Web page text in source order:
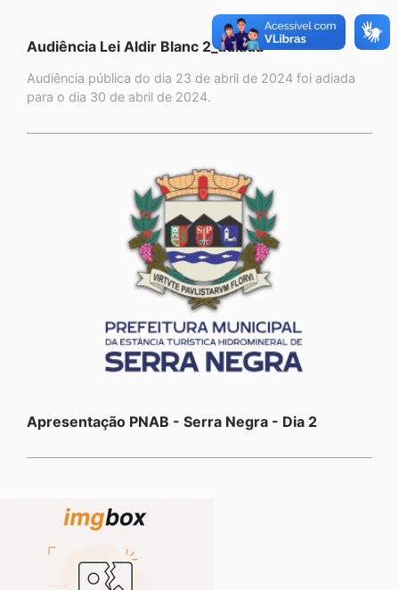
Audiência Lei Aldir Blanc 2_adiada
Audiência pública do dia 23 de abril de 2024 foi adiada
para o dia 30 de abril de 2024.
Apresentação PNAB - Serra Negra - Dia 2